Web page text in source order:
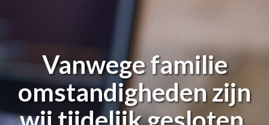
Vanwege familie
omstandigheden zijn